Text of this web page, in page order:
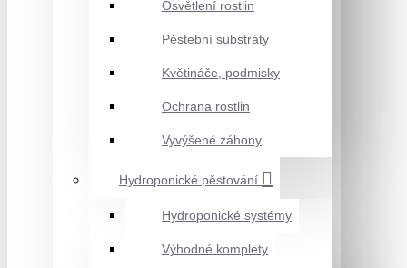
Osvětlení rostlin
Pěstební substráty
Květináče, podmisky
Ochrana rostlin
Vyvýšené záhony
Hydroponické pěstování
Hydroponické systémy
Výhodné komplety